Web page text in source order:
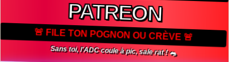
PATREON
🚨 FILE TON POGNON OU CRÈVE 🚨
Sans toi, l'ADC coule à pic, sale rat ! 🐀